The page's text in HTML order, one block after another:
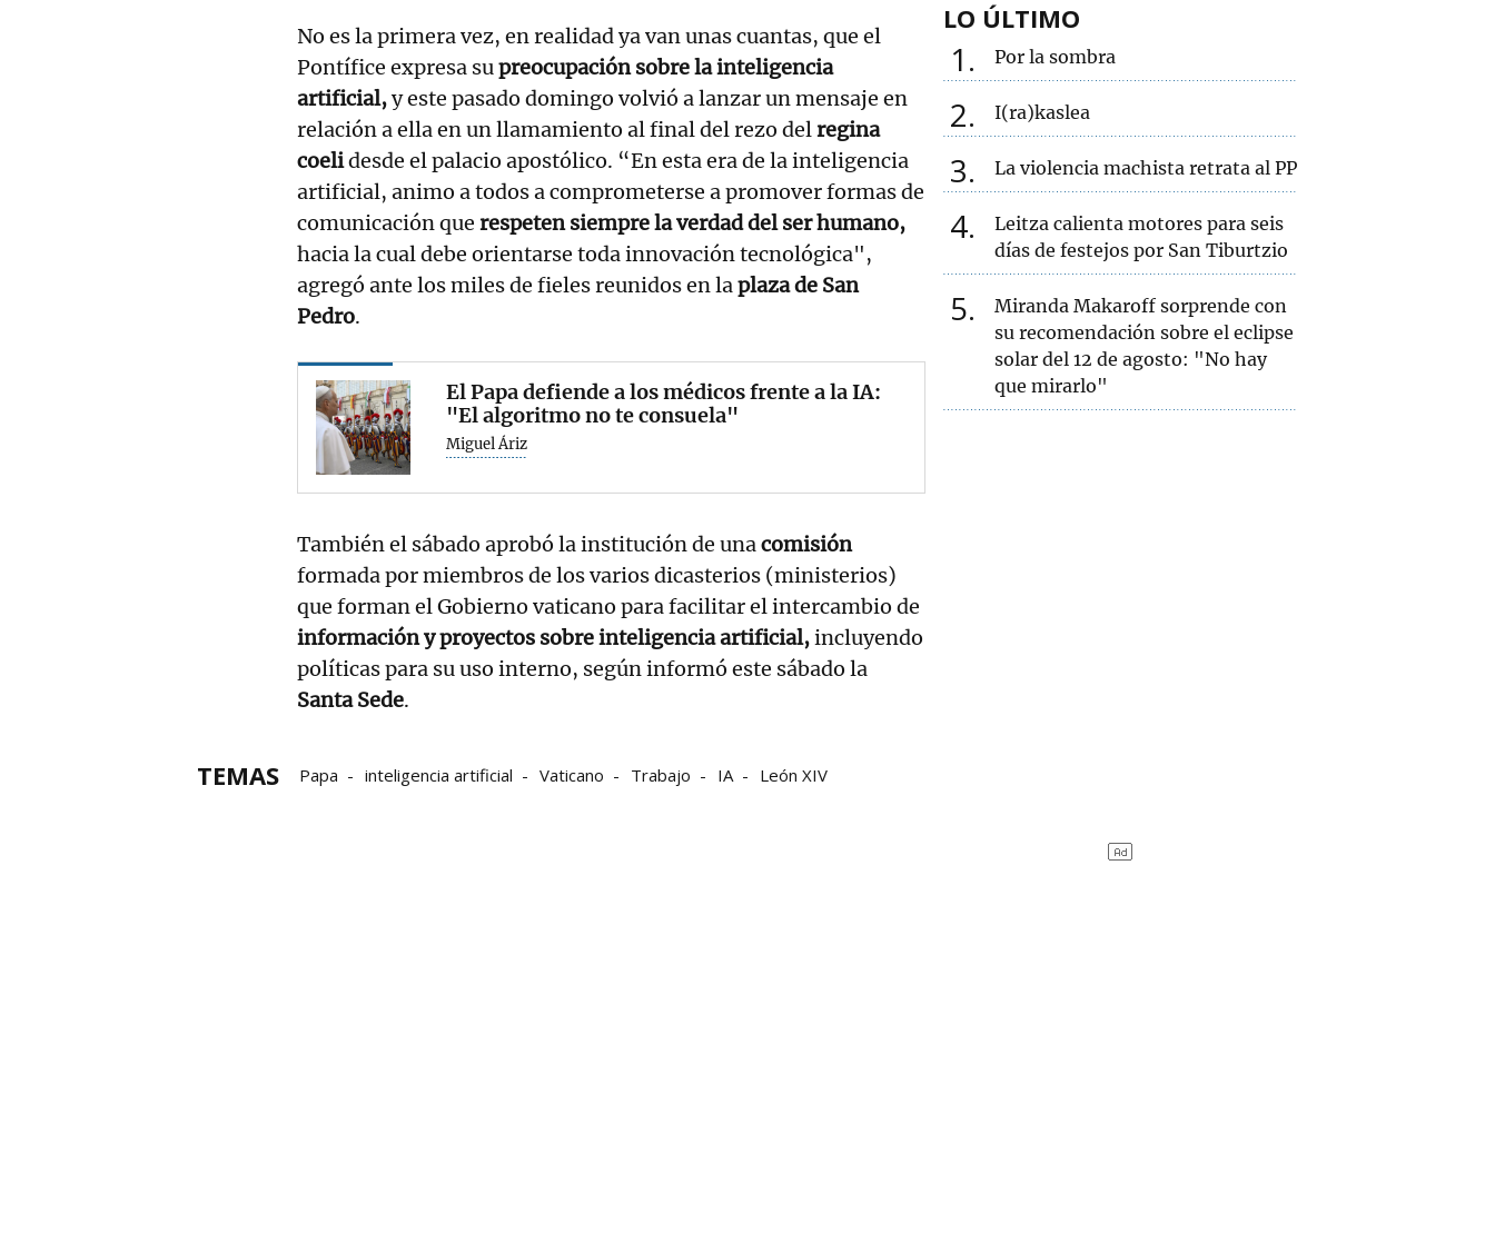
No es la primera vez, en realidad ya van unas cuantas, que el
Pontífice expresa supreocupación sobre la inteligencia
artificial,y este pasado domingo volvió a lanzar un mensaje en
relación a ella en un llamamiento al final del rezo delregina
coelidesde el palacio apostólico. “En esta era de la inteligencia
artificial, animo a todos a comprometerse a promover formas de
comunicación que respeten siempre la verdad del ser humano,
hacia la cual debe orientarse toda innovación tecnológica",
agregó ante los miles de fieles reunidos en laplaza de San
Pedro.
El Papa defiende a los médicos frente a la IA:
"El algoritmo no te consuela"
Miguel Áriz
También el sábado aprobó la institución de unacomisión
formada por miembros de los varios dicasterios (ministerios)
que forman el Gobierno vaticano para facilitar el intercambio de
información y proyectos sobre inteligencia artificial,incluyendo
políticas para su uso interno, según informó este sábado la
Santa Sede.
TEMAS Papa inteligencia artificial Vaticano Trabajo IA León XIV
LO ÚLTIMO
1 Por la sombra
2 I(ra)kaslea
3 La violencia machista retrata al PP
4
Leitza calienta motores para seis
días de festejos por San Tiburtzio
5
Miranda Makaroff sorprende con
su recomendación sobre el eclipse
solar del 12 de agosto: "No hay
que mirarlo"